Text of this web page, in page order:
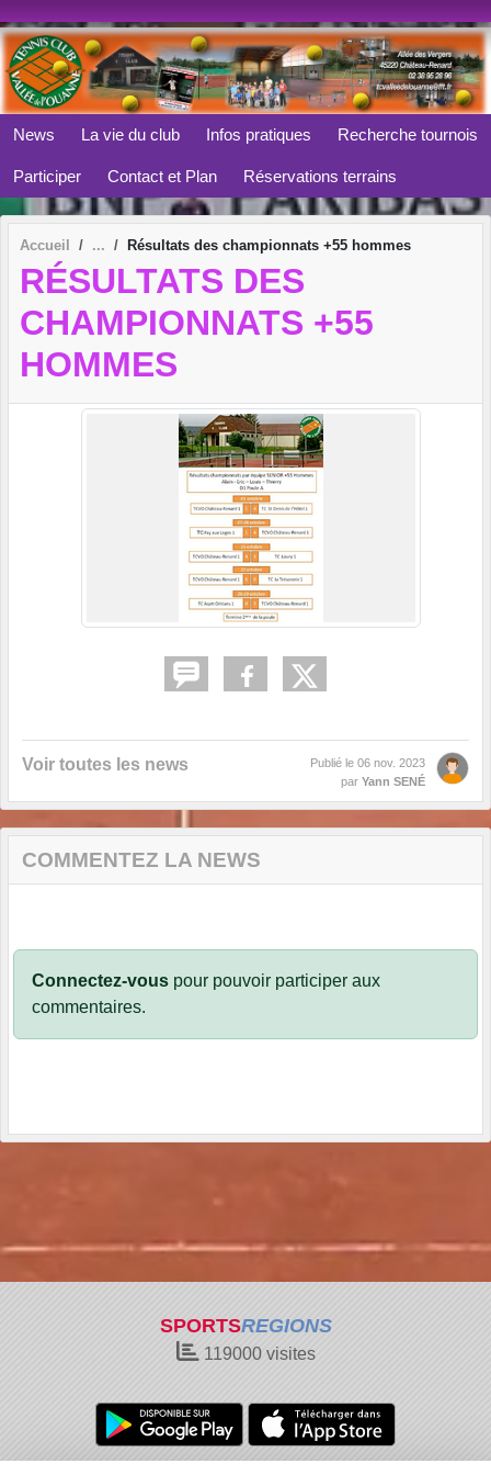
News La vie du club Infos pratiques Recherche tournois
Participer Contact et Plan Réservations terrains
Accueil Résultats des championnats +55 hommes
RÉSULTATS DES
CHAMPIONNATS +55
HOMMES
Voir toutes les news Publié le 06 nov. 2023
par Yann SENÉ
COMMENTEZ LA NEWS
Connectez-vous pour pouvoir participer aux
commentaires.
SPORTSREGIONS
119000visites